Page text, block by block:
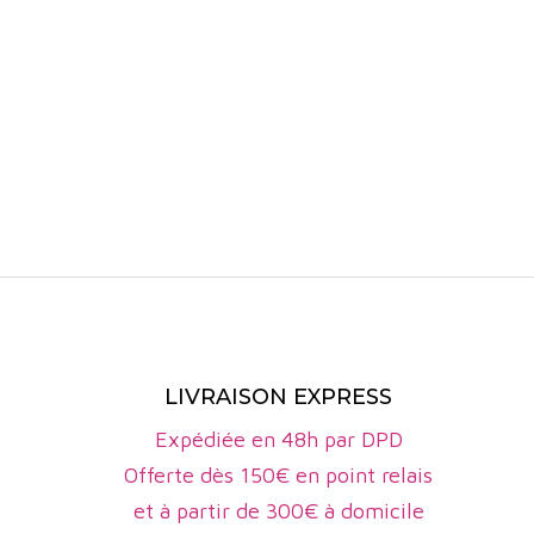
sont des
destinées
fromages
L'AOP
de ses
LIVRAISON EXPRESS
Expédiée en 48h par DPD
Offerte dès 150€ en point relais
et à partir de 300€ à domicile